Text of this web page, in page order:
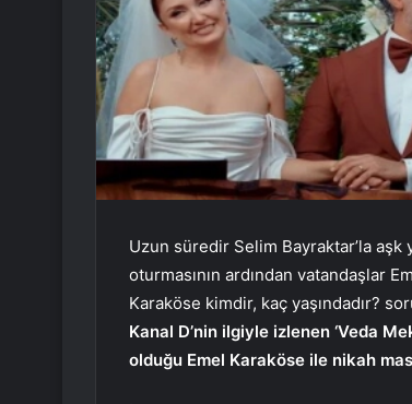
Uzun süredir Selim Bayraktar’la aşk
oturmasının ardından vatandaşlar
Karaköse kimdir, kaç yaşındadır?
Kanal D’nin ilgiyle izlenen ‘Veda
olduğu Emel Karaköse ile nikah